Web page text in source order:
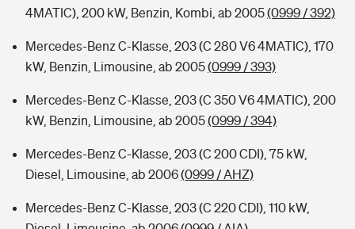
4MATIC), 200 kW, Benzin, Kombi, ab 2005(0999 / 392)
Mercedes-Benz C-Klasse, 203 (C 280 V6 4MATIC), 170
kW, Benzin, Limousine, ab 2005(0999 / 393)
Mercedes-Benz C-Klasse, 203 (C 350 V6 4MATIC), 200
kW, Benzin, Limousine, ab 2005(0999 / 394)
Mercedes-Benz C-Klasse, 203 (C 200 CDI), 75 kW,
Diesel, Limousine, ab 2006(0999 / AHZ)
Mercedes-Benz C-Klasse, 203 (C 220 CDI), 110 kW,